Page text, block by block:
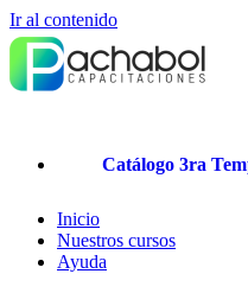
Ir al contenido
Catálogo 3ra
Inicio
Nuestros cursos
Ayuda